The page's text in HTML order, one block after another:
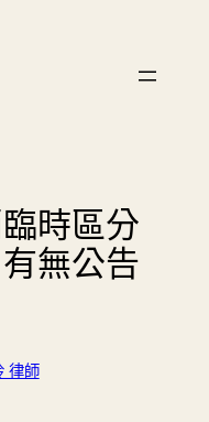
時區分
無公告
律師